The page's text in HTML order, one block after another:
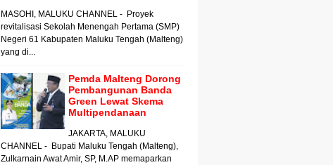
MASOHI, MALUKU CHANNEL - Proyek
revitalisasi Sekolah Menengah Pertama (SMP)
Negeri 61 Kabupaten Maluku Tengah (Malteng)
yang di...
Pemda Malteng Dorong
Pembangunan Banda
Green Lewat Skema
Multipendanaan
JAKARTA, MALUKU
CHANNEL - Bupati Maluku Tengah (Malteng),
Zulkarnain Awat Amir, SP, M.AP memaparkan